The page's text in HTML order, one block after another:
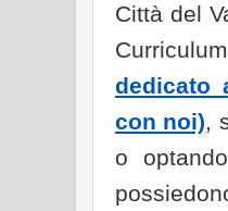
Città del
dedicato
con noi),
o